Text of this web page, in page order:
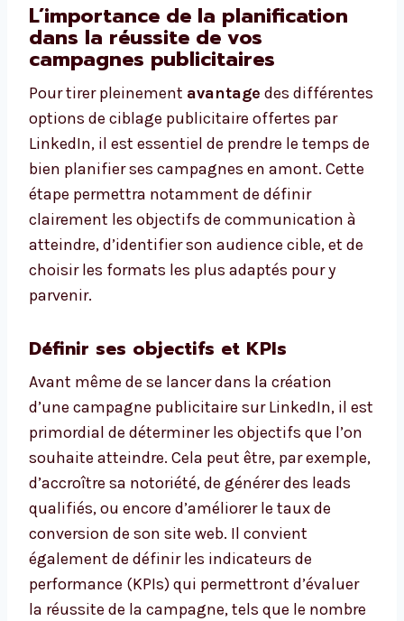
L’importance de la planification
dans la réussite de vos
campagnes publicitaires
Pour tirer pleinement avantage des différentes
options de ciblage publicitaire offertes par
LinkedIn, il est essentiel de prendre le temps de
bien planifier ses campagnes en amont. Cette
étape permettra notamment de définir
clairement les objectifs de communication à
atteindre, d’identifier son audience cible, et de
choisir les formats les plus adaptés pour y
parvenir.
Définir ses objectifs et KPIs
Avant même de se lancer dans la création
d’une campagne publicitaire sur LinkedIn, il est
primordial de déterminer les objectifs que l’on
souhaite atteindre. Cela peut être, par exemple,
d’accroître sa notoriété, de générer des leads
qualifiés, ou encore d’améliorer le taux de
conversion de son site web. Il convient
également de définir les indicateurs de
performance (KPIs) qui permettront d’évaluer
la réussite de la campagne, tels que le nombre